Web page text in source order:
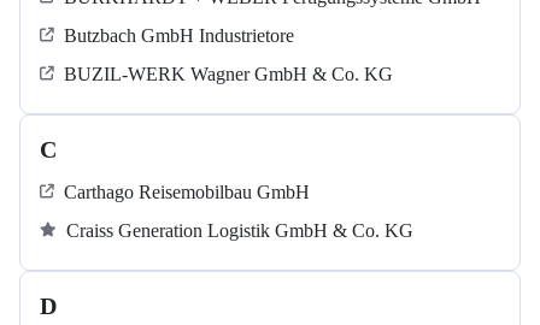
Butzbach GmbH Industrietore
BUZIL-WERK Wagner GmbH & Co. KG
C
Carthago Reisemobilbau GmbH
Craiss Generation Logistik GmbH & Co. KG
D